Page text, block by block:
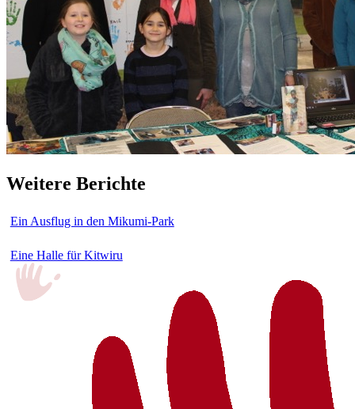
Weitere Berichte
Ein Ausflug in den Mikumi-Park
Eine Halle für Kitwiru